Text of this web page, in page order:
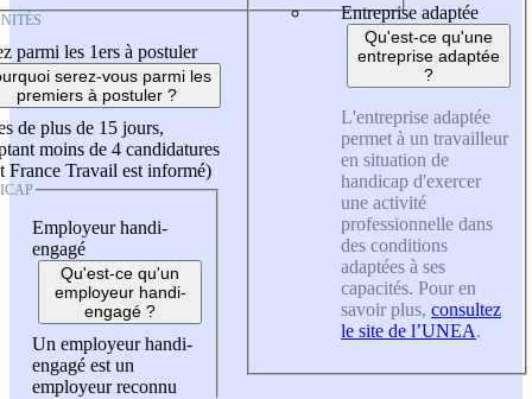
parmi les 1ers à postuler
serez-vous parmi les
premiers à postuler ?
de plus de 15 jours,
moins de 4 candidatures
France Travail est informé)
Employeur handi-
engagé
Qu'est-ce qu'un
employeur handi-
engagé ?
Un employeur handi-
engagé est un
employeur reconnu
Entreprise adaptée
Qu'est-ce qu'une
entreprise adaptée
?
L'entreprise adaptée
permet à un travailleur
en situation de
handicap d'exercer
une activité
professionnelle dans
des conditions
adaptées à ses
capacités. Pour en
savoir plus, consultez
le site de l’UNEA.